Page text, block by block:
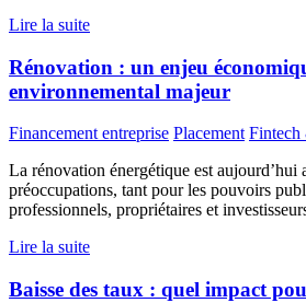
Lire la suite
Rénovation : un enjeu
environnemental majeur
Financement entreprise Placement Fintech
La rénovation énergétique est aujourd’hui
préoccupations, tant pour les pouvoirs
professionnels, propriétaires et
Lire la suite
Baisse des taux : quel impact